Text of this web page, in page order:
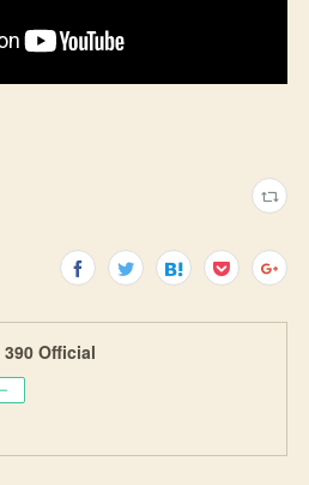
390 Official